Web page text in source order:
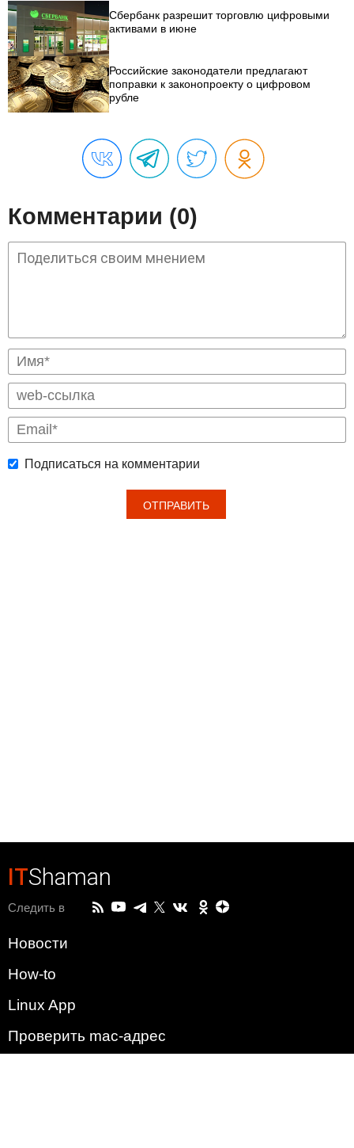
Сбербанк разрешит торговлю цифровыми
активами в июне
Российские законодатели предлагают
поправки к законопроекту о цифровом
рубле
Комментарии (0)
Подписаться на комментарии
ITShaman
Следить в
Новости
How-to
Linux App
Проверить mac-адрес